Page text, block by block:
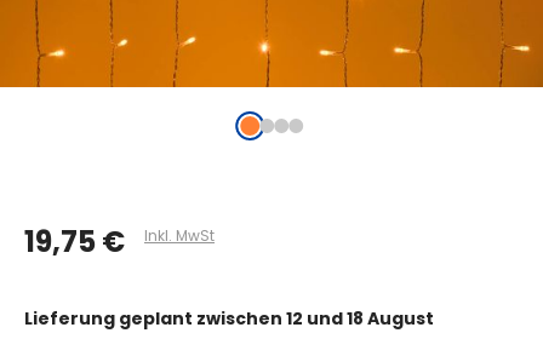
19,75 € Inkl. MwSt
Lieferung geplant zwischen 12 und 18 August